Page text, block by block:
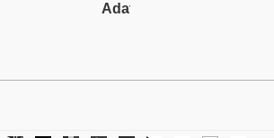
Adatkezelés